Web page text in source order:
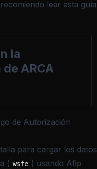
leer esta guía
la
ARCA
de Autorización
para cargar los datos
( wsfe ) usando Afip